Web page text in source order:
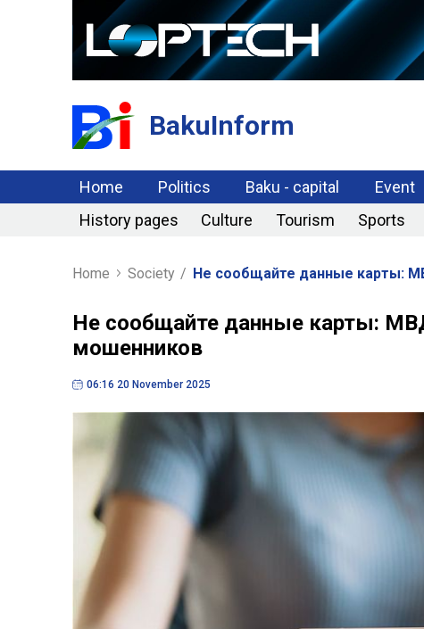
BakuInform
Home Politics Baku - capital Event
History pages
Culture Tourism Sports
Home Society / Не сообщайте данные карты:
Не сообщайте данные карты:
мошенников
06:16 20 November 2025